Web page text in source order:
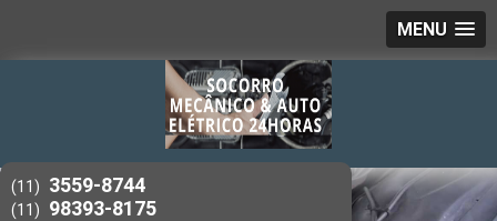
MENU
(11) 3559-8744
(11) 98393-8175